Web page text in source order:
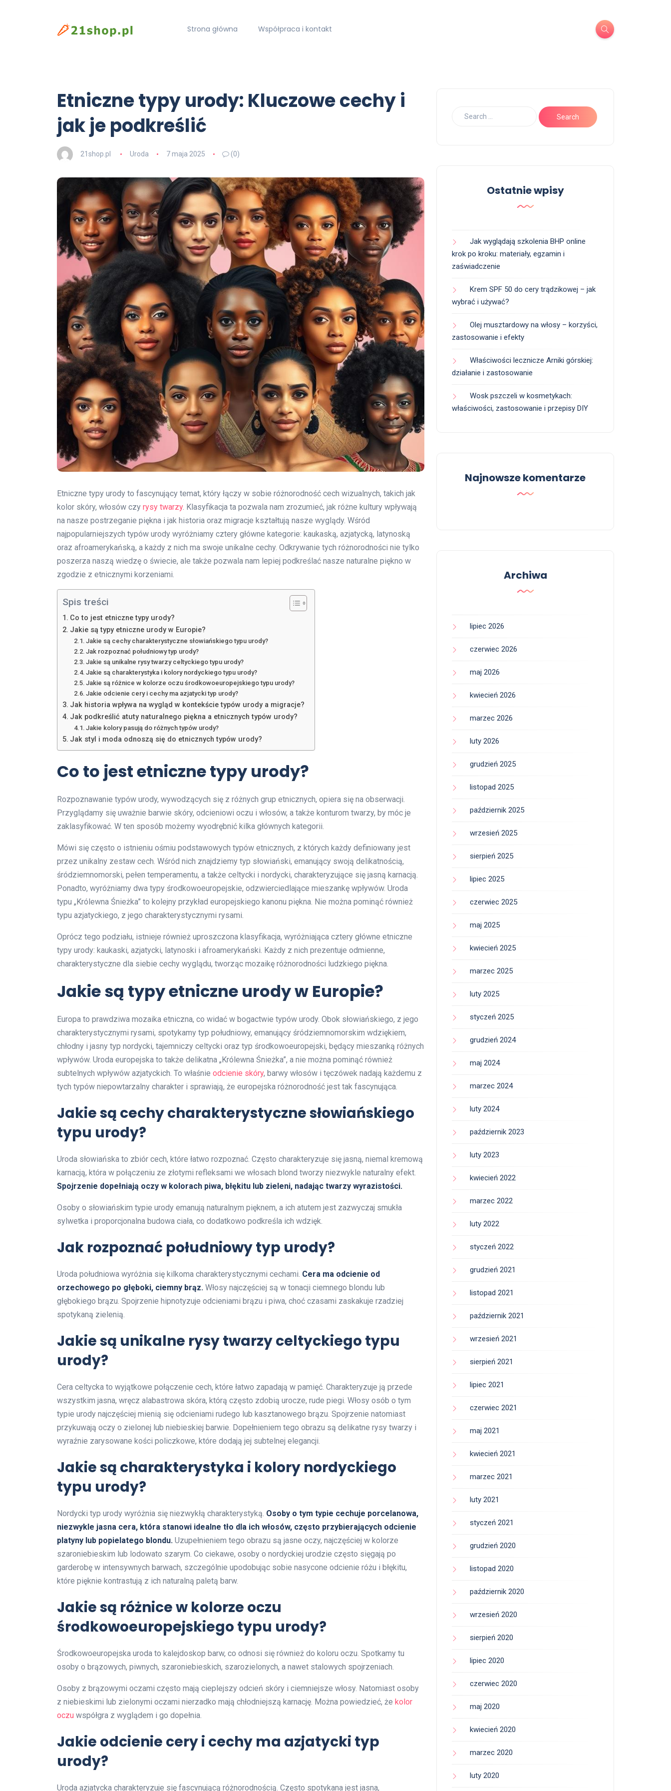
Strona główna Współpraca i kontakt
Etniczne typy urody: Kluczowe cechy i
jak je podkreślić
21shop.pl Uroda 7 maja 2025 (0)
Etniczne typy urody to fascynujący temat, który łączy w sobie różnorodność cech wizualnych, takich jak
kolor skóry, włosów czy rysy twarzy. Klasyfikacja ta pozwala nam zrozumieć, jak różne kultury wpływają
na nasze postrzeganie piękna i jak historia oraz migracje kształtują nasze wyglądy. Wśród
najpopularniejszych typów urody wyróżniamy cztery główne kategorie: kaukaską, azjatycką, latynoską
oraz afroamerykańską, a każdy z nich ma swoje unikalne cechy. Odkrywanie tych różnorodności nie tylko
poszerza naszą wiedzę o świecie, ale także pozwala nam lepiej podkreślać nasze naturalne piękno w
zgodzie z etnicznymi korzeniami.
Spis treści
Co to jest etniczne typy urody?
Jakie są typy etniczne urody w Europie?
Jakie są cechy charakterystyczne słowiańskiego typu urody?
Jak rozpoznać południowy typ urody?
Jakie są unikalne rysy twarzy celtyckiego typu urody?
Jakie są charakterystyka i kolory nordyckiego typu urody?
Jakie są różnice w kolorze oczu środkowoeuropejskiego typu urody?
Jakie odcienie cery i cechy ma azjatycki typ urody?
Jak historia wpływa na wygląd w kontekście typów urody a migracje?
Jak podkreślić atuty naturalnego piękna a etnicznych typów urody?
Jakie kolory pasują do różnych typów urody?
Jak styl i moda odnoszą się do etnicznych typów urody?
Co to jest etniczne typy urody?
Rozpoznawanie typów urody, wywodzących się z różnych grup etnicznych, opiera się na obserwacji.
Przyglądamy się uważnie barwie skóry, odcieniowi oczu i włosów, a także konturom twarzy, by móc je
zaklasyfikować. W ten sposób możemy wyodrębnić kilka głównych kategorii.
Mówi się często o istnieniu ośmiu podstawowych typów etnicznych, z których każdy definiowany jest
przez unikalny zestaw cech. Wśród nich znajdziemy typ słowiański, emanujący swoją delikatnością,
śródziemnomorski, pełen temperamentu, a także celtycki i nordycki, charakteryzujące się jasną karnacją.
Ponadto, wyróżniamy dwa typy środkowoeuropejskie, odzwierciedlające mieszankę wpływów. Uroda
typu „Królewna Śnieżka” to kolejny przykład europejskiego kanonu piękna. Nie można pominąć również
typu azjatyckiego, z jego charakterystycznymi rysami.
Oprócz tego podziału, istnieje również uproszczona klasyfikacja, wyróżniająca cztery główne etniczne
typy urody: kaukaski, azjatycki, latynoski i afroamerykański. Każdy z nich prezentuje odmienne,
charakterystyczne dla siebie cechy wyglądu, tworząc mozaikę różnorodności ludzkiego piękna.
Jakie są typy etniczne urody w Europie?
Europa to prawdziwa mozaika etniczna, co widać w bogactwie typów urody. Obok słowiańskiego, z jego
charakterystycznymi rysami, spotykamy typ południowy, emanujący śródziemnomorskim wdziękiem,
chłodny i jasny typ nordycki, tajemniczy celtycki oraz typ środkowoeuropejski, będący mieszanką różnych
wpływów. Uroda europejska to także delikatna „Królewna Śnieżka”, a nie można pominąć również
subtelnych wpływów azjatyckich. To właśnie odcienie skóry, barwy włosów i tęczówek nadają każdemu z
tych typów niepowtarzalny charakter i sprawiają, że europejska różnorodność jest tak fascynująca.
Jakie są cechy charakterystyczne słowiańskiego
typu urody?
Uroda słowiańska to zbiór cech, które łatwo rozpoznać. Często charakteryzuje się jasną, niemal kremową
karnacją, która w połączeniu ze złotymi refleksami we włosach blond tworzy niezwykle naturalny efekt.
Spojrzenie dopełniają oczy w kolorach piwa, błękitu lub zieleni, nadając twarzy wyrazistości.
Osoby o słowiańskim typie urody emanują naturalnym pięknem, a ich atutem jest zazwyczaj smukła
sylwetka i proporcjonalna budowa ciała, co dodatkowo podkreśla ich wdzięk.
Jak rozpoznać południowy typ urody?
Uroda południowa wyróżnia się kilkoma charakterystycznymi cechami. Cera ma odcienie od
orzechowego po głęboki, ciemny brąz. Włosy najczęściej są w tonacji ciemnego blondu lub
głębokiego brązu. Spojrzenie hipnotyzuje odcieniami brązu i piwa, choć czasami zaskakuje rzadziej
spotykaną zielenią.
Jakie są unikalne rysy twarzy celtyckiego typu
urody?
Cera celtycka to wyjątkowe połączenie cech, które łatwo zapadają w pamięć. Charakteryzuje ją przede
wszystkim jasna, wręcz alabastrowa skóra, którą często zdobią urocze, rude piegi. Włosy osób o tym
typie urody najczęściej mienią się odcieniami rudego lub kasztanowego brązu. Spojrzenie natomiast
przykuwają oczy o zielonej lub niebieskiej barwie. Dopełnieniem tego obrazu są delikatne rysy twarzy i
wyraźnie zarysowane kości policzkowe, które dodają jej subtelnej elegancji.
Jakie są charakterystyka i kolory nordyckiego
typu urody?
Nordycki typ urody wyróżnia się niezwykłą charakterystyką. Osoby o tym typie cechuje porcelanowa,
niezwykle jasna cera, która stanowi idealne tło dla ich włosów, często przybierających odcienie
platyny lub popielatego blondu. Uzupełnieniem tego obrazu są jasne oczy, najczęściej w kolorze
szaroniebieskim lub lodowato szarym. Co ciekawe, osoby o nordyckiej urodzie często sięgają po
garderobę w intensywnych barwach, szczególnie upodobując sobie nasycone odcienie różu i błękitu,
które pięknie kontrastują z ich naturalną paletą barw.
Jakie są różnice w kolorze oczu
środkowoeuropejskiego typu urody?
Środkowoeuropejska uroda to kalejdoskop barw, co odnosi się również do koloru oczu. Spotkamy tu
osoby o brązowych, piwnych, szaroniebieskich, szarozielonych, a nawet stalowych spojrzeniach.
Osoby z brązowymi oczami często mają cieplejszy odcień skóry i ciemniejsze włosy. Natomiast osoby
z niebieskimi lub zielonymi oczami nierzadko mają chłodniejszą karnację. Można powiedzieć, że kolor
oczu współgra z wyglądem i go dopełnia.
Jakie odcienie cery i cechy ma azjatycki typ
urody?
Uroda azjatycka charakteryzuje się fascynującą różnorodnością. Często spotykana jest jasna,
Ostatnie wpisy
Jak wyglądają szkolenia BHP online
krok po kroku: materiały, egzamin i
zaświadczenie
Krem SPF 50 do cery trądzikowej – jak
wybrać i używać?
Olej musztardowy na włosy – korzyści,
zastosowanie i efekty
Właściwości lecznicze Arniki górskiej:
działanie i zastosowanie
Wosk pszczeli w kosmetykach:
właściwości, zastosowanie i przepisy DIY
Najnowsze komentarze
Archiwa
lipiec 2026
czerwiec 2026
maj 2026
kwiecień 2026
marzec 2026
luty 2026
grudzień 2025
listopad 2025
październik 2025
wrzesień 2025
sierpień 2025
lipiec 2025
czerwiec 2025
maj 2025
kwiecień 2025
marzec 2025
luty 2025
styczeń 2025
grudzień 2024
maj 2024
marzec 2024
luty 2024
październik 2023
luty 2023
kwiecień 2022
marzec 2022
luty 2022
styczeń 2022
grudzień 2021
listopad 2021
październik 2021
wrzesień 2021
sierpień 2021
lipiec 2021
czerwiec 2021
maj 2021
kwiecień 2021
marzec 2021
luty 2021
styczeń 2021
grudzień 2020
listopad 2020
październik 2020
wrzesień 2020
sierpień 2020
lipiec 2020
czerwiec 2020
maj 2020
kwiecień 2020
marzec 2020
luty 2020